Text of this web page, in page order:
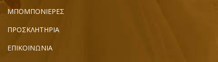
ΜΠΟΜΠΟΝΙΕΡΕΣ
ΠΡΟΣΚΛΗΤΗΡΙΑ
ΕΠΙΚΟΙΝΩΝΙΑ